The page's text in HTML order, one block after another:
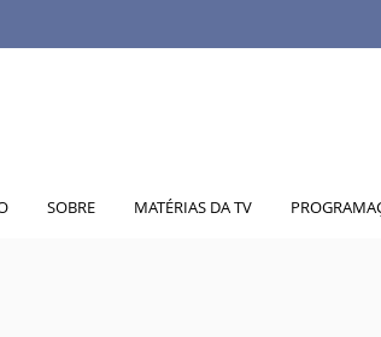
SOBRE MATÉRIAS DA TV